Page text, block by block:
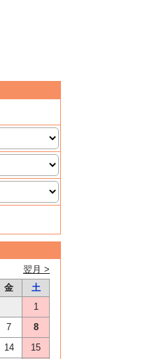
翌月 >
金
土
1
7
8
14
15